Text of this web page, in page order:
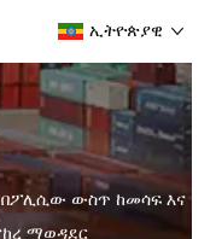
ኢትዮጵያዊ
በፖሊሲው ውስጥ ከመሳፍ እና
ማወዳደር